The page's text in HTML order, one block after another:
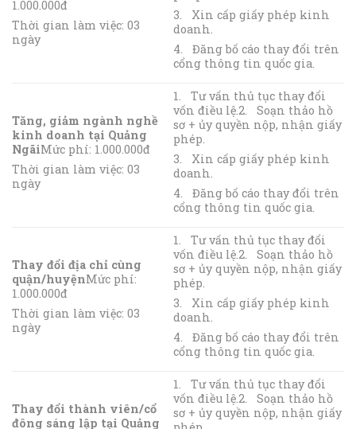
1.000.000đ
Thời gian làm việc: 03
ngày
3. Xin cấp giấy phép kinh
doanh.
4. Đăng bố cáo thay đổi trên
cổng thông tin quốc gia.
Tăng, giảm ngành nghề
kinh doanh tại Quảng
NgãiMức phí: 1.000.000đ
Thời gian làm việc: 03
ngày
1. Tư vấn thủ tục thay đổi
vốn điều lệ.2. Soạn thảo hồ
sơ + ủy quyền nộp, nhận giấy
phép.
3. Xin cấp giấy phép kinh
doanh.
4. Đăng bố cáo thay đổi trên
cổng thông tin quốc gia.
Thay đổi địa chỉ cùng
quận/huyệnMức phí:
1.000.000đ
Thời gian làm việc: 03
ngày
1. Tư vấn thủ tục thay đổi
vốn điều lệ.2. Soạn thảo hồ
sơ + ủy quyền nộp, nhận giấy
phép.
3. Xin cấp giấy phép kinh
doanh.
4. Đăng bố cáo thay đổi trên
cổng thông tin quốc gia.
Thay đổi thành viên/cổ
đông sáng lập tại Quảng
1. Tư vấn thủ tục thay đổi
vốn điều lệ.2. Soạn thảo hồ
sơ + ủy quyền nộp, nhận giấy